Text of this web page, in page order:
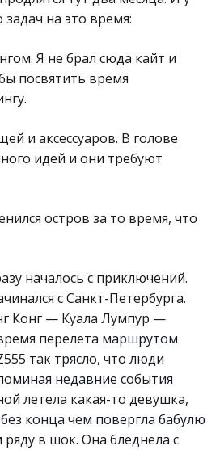
задач на это время:
Я не брал сюда кайт и
посвятить время
и аксессуаров. В голове
идей и они требуют
остров за то время, что
началось с приключений.
с Санкт-Петербурга.
Конг — Куала Лумпур —
перелета маршрутом
так трясло, что люди
недавние события
летела какая-то девушка,
конца чем повергла бабулю
в шок. Она бледнела с